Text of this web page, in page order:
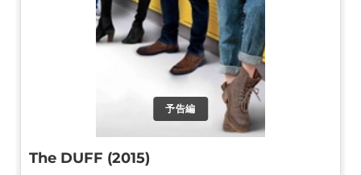
予告編
The DUFF (2015)